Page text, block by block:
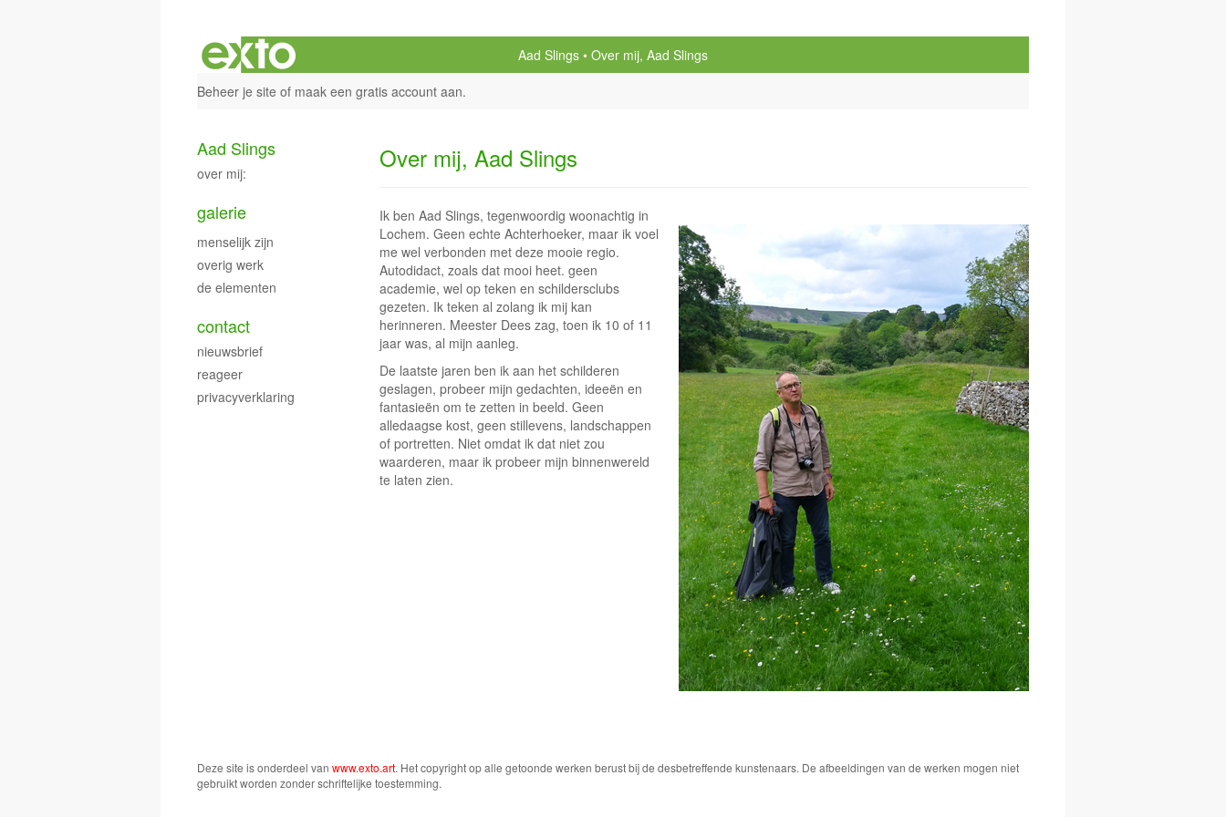
Aad Slings
Over mij, Aad Slings
Beheer je site of maak een gratis account aan.
Over mij, Aad Slings
Ik ben Aad Slings, tegenwoordig woonachtig in
Lochem. Geen echte Achterhoeker, maar ik voel
me wel verbonden met deze mooie regio.
Autodidact, zoals dat mooi heet. geen
academie, wel op teken en schildersclubs
gezeten. Ik teken al zolang ik mij kan
herinneren. Meester Dees zag, toen ik 10 of 11
jaar was, al mijn aanleg.
De laatste jaren ben ik aan het schilderen
geslagen, probeer mijn gedachten, ideeën en
fantasieën om te zetten in beeld. Geen
alledaagse kost, geen stillevens, landschappen
of portretten. Niet omdat ik dat niet zou
waarderen, maar ik probeer mijn binnenwereld
te laten zien.
Aad Slings
over mij:
galerie
menselijk zijn
overig werk
de elementen
contact
nieuwsbrief
reageer
privacyverklaring
Deze site is onderdeel van www.exto.art. Het copyright op alle getoonde werken berust bij de desbetreffende kunstenaars. De afbeeldingen van de werken mogen niet
gebruikt worden zonder schriftelijke toestemming.